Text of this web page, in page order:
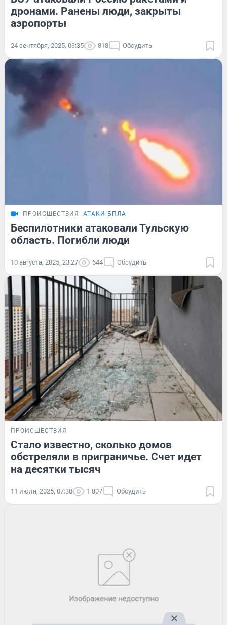
дронами. Ранены люди, закрыты
аэропорты
24 сентября, 2025, 03:35 818 Обсудить
ПРОИСШЕСТВИЯ АТАКИ БПЛА
Беспилотники атаковали Тульскую
область. Погибли люди
10 августа, 2025, 23:27 644 Обсудить
ПРОИСШЕСТВИЯ
Стало известно, сколько домов
обстреляли в приграничье. Счет идет
на десятки тысяч
11 июля, 2025, 07:38 1 807 Обсудить